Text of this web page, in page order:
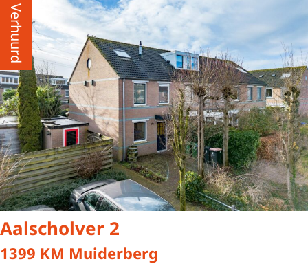
Verhuurd
Aalscholver 2
1399 KM Muiderberg